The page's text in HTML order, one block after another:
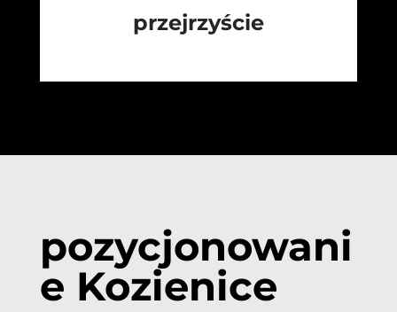
przejrzyście
pozycjonowani
e Kozienice